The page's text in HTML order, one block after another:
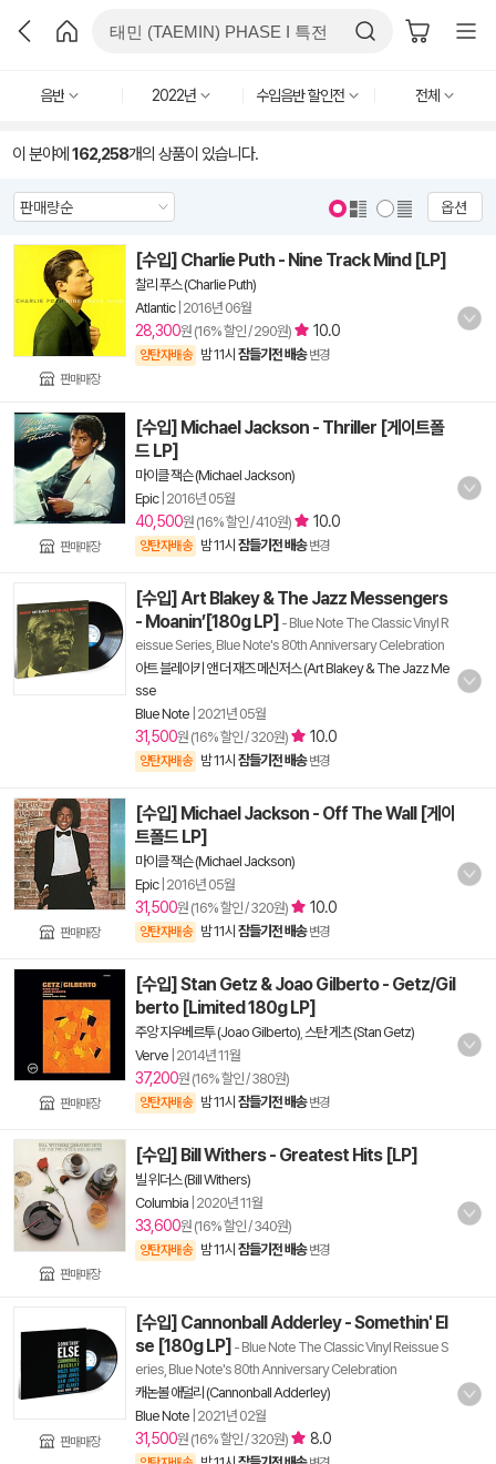
음반 2022년 수입음반 할인전 전체
이 분야에 162,258개의 상품이 있습니다.
옵션
판매매장
[수입] Charlie Puth - Nine Track Mind [LP]
찰리 푸스 (Charlie Puth)
Atlantic| 2016년 06월
28,300원 (16% 할인 / 290원) 10.0
양탄자배송 밤 11시 잠들기전 배송 변경
판매매장
[수입] Michael Jackson - Thriller [게이트폴
드 LP]
마이클 잭슨 (Michael Jackson)
Epic| 2016년 05월
40,500원 (16% 할인 / 410원) 10.0
양탄자배송 밤 11시 잠들기전 배송 변경
[수입] Art Blakey & The Jazz Messengers
- Moanin’[180g LP] - Blue Note The Classic Vinyl R
eissue Series, Blue Note's 80th Anniversary Celebration
아트 블레이키 앤 더 재즈 메신저스 (Art Blakey & The Jazz Me
sse
Blue Note 2021년 05월
31,500원 (16% 할인 / 320원) 10.0
양탄자배송 밤 11시 잠들기전 배송 변경
판매매장
[수입] Michael Jackson - Off The Wall [게이
트폴드 LP]
마이클 잭슨 (Michael Jackson)
Epic| 2016년 05월
31,500원 (16% 할인 / 320원) 10.0
양탄자배송 밤 11시 잠들기전 배송 변경
판매매장
[수입] Stan Getz & Joao Gilberto - Getz/Gil
berto [Limited 180g LP]
주앙 지우베르투 (Joao Gilberto) 스탄 게츠 (Stan Getz)
Verve 2014년 11월
37,200원 (16% 할인 / 380원)
양탄자배송 밤 11시 잠들기전 배송 변경
판매매장
[수입] Bill Withers - Greatest Hits [LP]
빌 위더스 (Bill Withers)
Columbia 2020년 11월
33,600원 (16% 할인 / 340원)
양탄자배송 밤 11시 잠들기전 배송 변경
판매매장
[수입] Cannonball Adderley - Somethin' El
se [180g LP] - Blue Note The Classic Vinyl Reissue S
eries, Blue Note's 80th Anniversary Celebration
캐논볼 애덜리 (Cannonball Adderley)
Blue Note 2021년 02월
31,500원 (16% 할인 / 320원) 8.0